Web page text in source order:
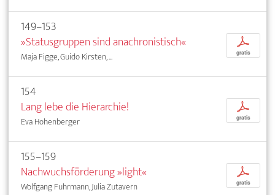
149–153
»Statusgruppen sind anachronistisch«
Maja Figge, Guido Kirsten, ...
p
gratis
154
Lang lebe die Hierarchie!
Eva Hohenberger
p
gratis
155–159
Nachwuchsförderung »light«
Wolfgang Fuhrmann, Julia Zutavern
p
gratis